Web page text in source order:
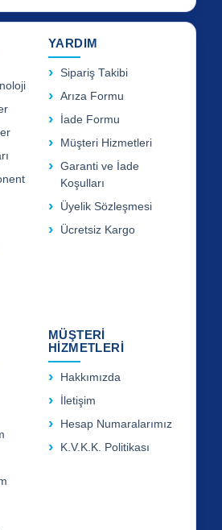
YARDIM
Sipariş Takibi
Arıza Formu
İade Formu
Müşteri Hizmetleri
Garanti ve İade
Koşulları
Üyelik Sözleşmesi
Ücretsiz Kargo
MÜŞTERİ
HİZMETLERİ
Hakkımızda
İletişim
Hesap Numaralarımız
K.V.K.K. Politikası